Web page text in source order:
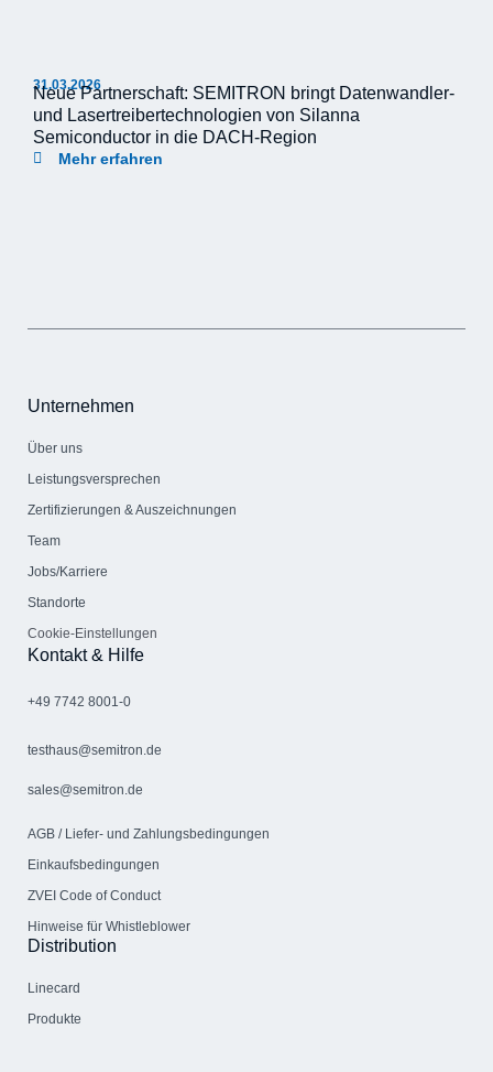
31.03.2026
Neue Partnerschaft: SEMITRON bringt Datenwandler-
und Lasertreibertechnologien von Silanna
Semiconductor in die DACH-Region
Mehr erfahren
Unternehmen
Über uns
Leistungsversprechen
Zertifizierungen & Auszeichnungen
Team
Jobs/Karriere
Standorte
Cookie-Einstellungen
Kontakt & Hilfe
+49 7742 8001-0
testhaus@semitron.de
sales@semitron.de
AGB / Liefer- und Zahlungs­bedingungen
Einkaufsbedingungen
ZVEI Code of Conduct
Hinweise für Whistleblower
Distribution
Linecard
Produkte